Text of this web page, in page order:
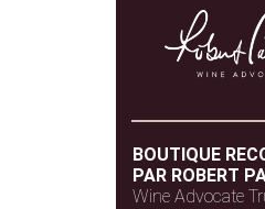
BOUTIQUE
PAR ROBERT
Wine Advocate